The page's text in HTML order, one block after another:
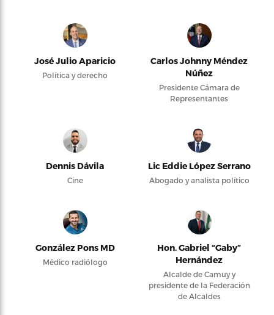
José Julio Aparicio
Política y derecho
Carlos Johnny Méndez
Núñez
Presidente Cámara de
Representantes
Dennis Dávila
Cine
Lic Eddie López Serrano
Abogado y analista político
González Pons MD
Médico radiólogo
Hon. Gabriel “Gaby”
Hernández
Alcalde de Camuy y
presidente de la Federación
de Alcaldes